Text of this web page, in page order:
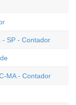
- SP - Contador
MA - Contador